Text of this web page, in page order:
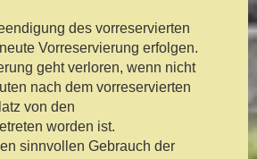
des vorreservierten
Vorreservierung erfolgen.
geht verloren, wenn nicht
nach dem vorreservierten
von den
worden ist.
sinnvollen Gebrauch der